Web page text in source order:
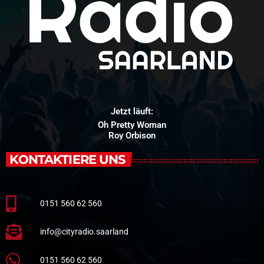
Jetzt läuft:
Oh Pretty Woman
Roy Orbison
KONTAKTIERE UNS
0151 560 62 560
info@cityradio.saarland
0151 560 62 560